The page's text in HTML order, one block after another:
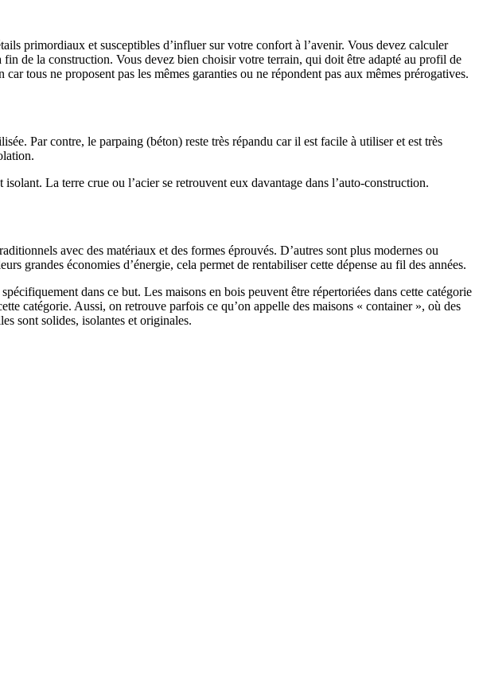
primordiaux et susceptibles d’influer sur votre confort à l’avenir. Vous devez calculer
de la construction. Vous devez bien choisir votre terrain, qui doit être adapté au profil de
tous ne proposent pas les mêmes garanties ou ne répondent pas aux mêmes prérogatives.
Par contre, le parpaing (béton) reste très répandu car il est facile à utiliser et est très
La terre crue ou l’acier se retrouvent eux davantage dans l’auto-construction.
avec des matériaux et des formes éprouvés. D’autres sont plus modernes ou
grandes économies d’énergie, cela permet de rentabiliser cette dépense au fil des années.
dans ce but. Les maisons en bois peuvent être répertoriées dans cette catégorie
catégorie. Aussi, on retrouve parfois ce qu’on appelle des maisons « container », où des
sont solides, isolantes et originales.